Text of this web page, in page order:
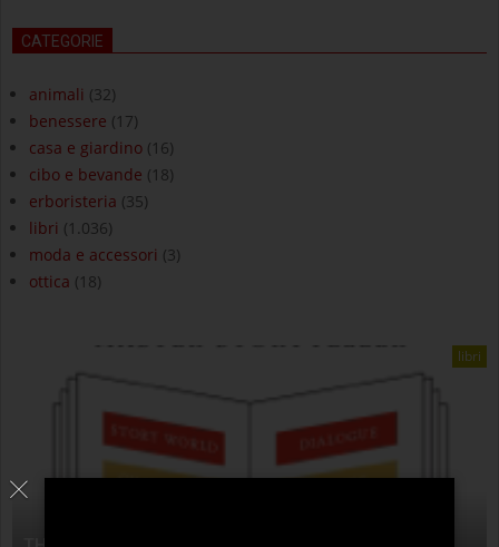
CATEGORIE
animali (32)
benessere (17)
casa e giardino (16)
cibo e bevande (18)
erboristeria (35)
libri (1.036)
moda e accessori (3)
ottica (18)
libri